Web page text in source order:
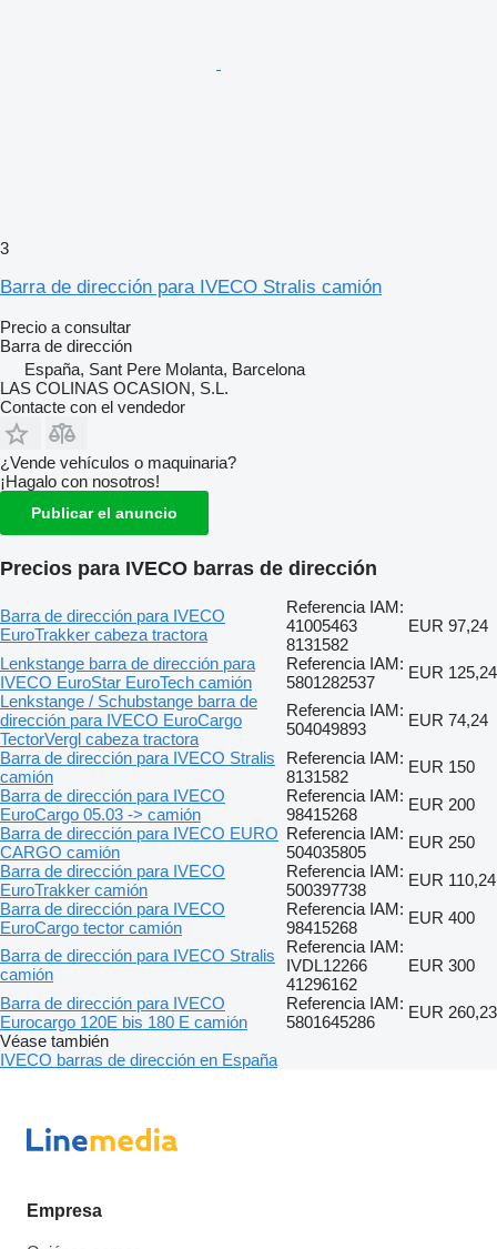
3
Barra de dirección para IVECO Stralis camión
Precio a consultar
Barra de dirección
España, Sant Pere Molanta, Barcelona
LAS COLINAS OCASION, S.L.
Contacte con el vendedor
¿Vende vehículos o maquinaria?
¡Hagalo con nosotros!
Publicar el anuncio
Precios para IVECO barras de dirección
Barra de dirección para IVECO
EuroTrakker cabeza tractora
Referencia IAM:
41005463
8131582
EUR 97,24
Lenkstange barra de dirección para
IVECO EuroStar EuroTech camión
Referencia IAM:
5801282537
EUR 125,24
Lenkstange / Schubstange barra de
dirección para IVECO EuroCargo
TectorVergl cabeza tractora
Referencia IAM:
504049893
EUR 74,24
Barra de dirección para IVECO Stralis
camión
Referencia IAM:
8131582
EUR 150
Barra de dirección para IVECO
EuroCargo 05.03 -> camión
Referencia IAM:
98415268
EUR 200
Barra de dirección para IVECO EURO
CARGO camión
Referencia IAM:
504035805
EUR 250
Barra de dirección para IVECO
EuroTrakker camión
Referencia IAM:
500397738
EUR 110,24
Barra de dirección para IVECO
EuroCargo tector camión
Referencia IAM:
98415268
EUR 400
Barra de dirección para IVECO Stralis
camión
Referencia IAM:
IVDL12266
41296162
EUR 300
Barra de dirección para IVECO
Eurocargo 120E bis 180 E camión
Referencia IAM:
5801645286
EUR 260,23
Véase también
IVECO barras de dirección en España
Empresa